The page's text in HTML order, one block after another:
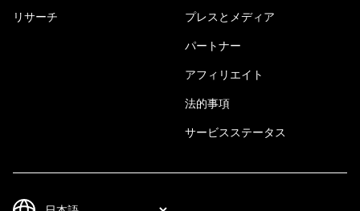
リサーチ プレスとメディア
パートナー
アフィリエイト
法的事項
サービスステータス